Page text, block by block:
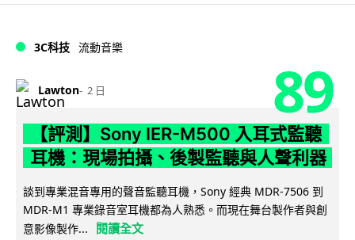
3C科技 流動音樂
Lawton 2 日 89
【評測】Sony IER-M500 入耳式監聽
耳機：現場拍攝、後製監聽與人聲利器
談到專業混音專用的聲音監聽耳機，Sony 經典 MDR-7506 到
MDR-M1 專業錄音室耳機都為人熟悉。而現在舞台製作者與創
意影像製作...
閱讀全文